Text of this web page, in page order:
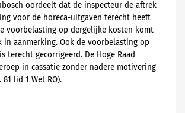
oordeelt dat de inspecteur de aftrek
voor de horeca-uitgaven terecht heeft
voorbelasting op dergelijke kosten komt
in aanmerking. Ook de voorbelasting op
terecht gecorrigeerd. De Hoge Raad
in cassatie zonder nadere motivering
lid 1 Wet RO).